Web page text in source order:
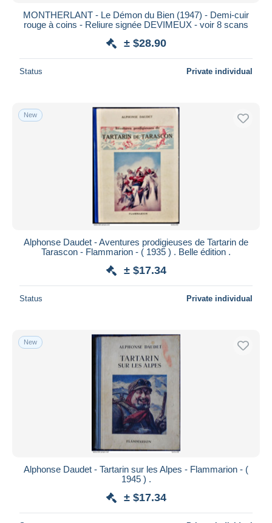
MONTHERLANT - Le Démon du Bien (1947) - Demi-cuir
rouge à coins - Reliure signée DEVIMEUX - voir 8 scans
± $28.90
Status Private individual
New
Alphonse Daudet - Aventures prodigieuses de Tartarin de
Tarascon - Flammarion - ( 1935 ) . Belle édition .
± $17.34
Status Private individual
New
Alphonse Daudet - Tartarin sur les Alpes - Flammarion - (
1945 ) .
± $17.34